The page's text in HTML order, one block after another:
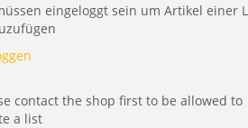
eingeloggt sein um Artikel einer
contact the shop first to be allowed to
a list